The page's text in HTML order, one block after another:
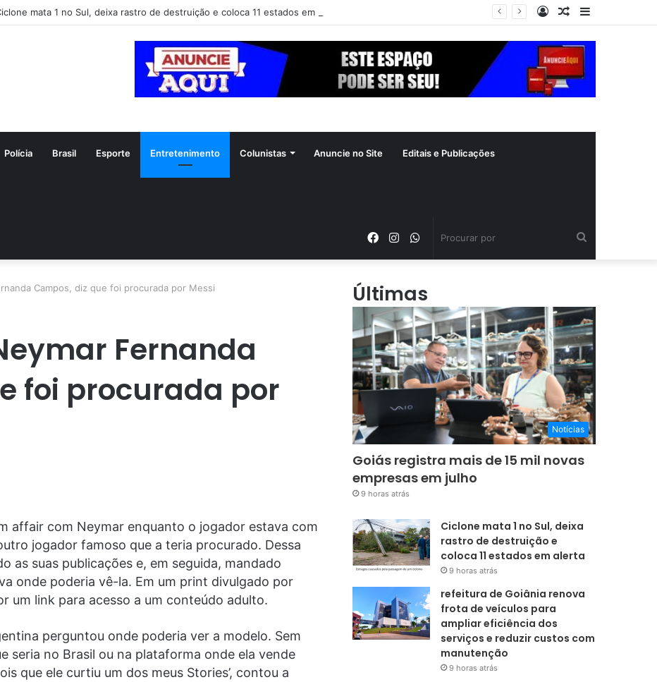
mata 1 no Sul, deixa rastro de destruição e coloca 11 estados em alerta
Barra
Artigo
Entrar
Polícia Brasil Esporte Entretenimento Colunistas Anuncie no Site Editais e Publicações
WhatsApp
Instagram
Facebook
Campos, diz que foi procurada por Messi
Fernanda
foi procurada por
affair com Neymar enquanto o jogador estava com
jogador famoso que a teria procurado. Dessa
as suas publicações e, em seguida, mandado
onde poderia vê-la. Em um print divulgado por
um link para acesso a um conteúdo adulto.
perguntou onde poderia ver a modelo. Sem
seria no Brasil ou na plataforma onde ela vende
que ele curtiu um dos meus Stories’, contou a
Últimas
Notícias
Goiás registra mais de 15 mil novas
empresas em julho
9 horas atrás
Ciclone mata 1 no Sul, deixa
rastro de destruição e
coloca 11 estados em alerta
9 horas atrás
refeitura de Goiânia renova
frota de veículos para
ampliar eficiência dos
serviços e reduzir custos com
manutenção
9 horas atrás